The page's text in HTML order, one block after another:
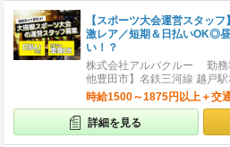
【スポーツ大会運営スタッフ】
激レア／短期＆日払いOK◎
い！？
株式会社アルバクルー 勤
他豊田市】名鉄三河線 越戸
時給1500～1875円以上＋交
詳細を見る